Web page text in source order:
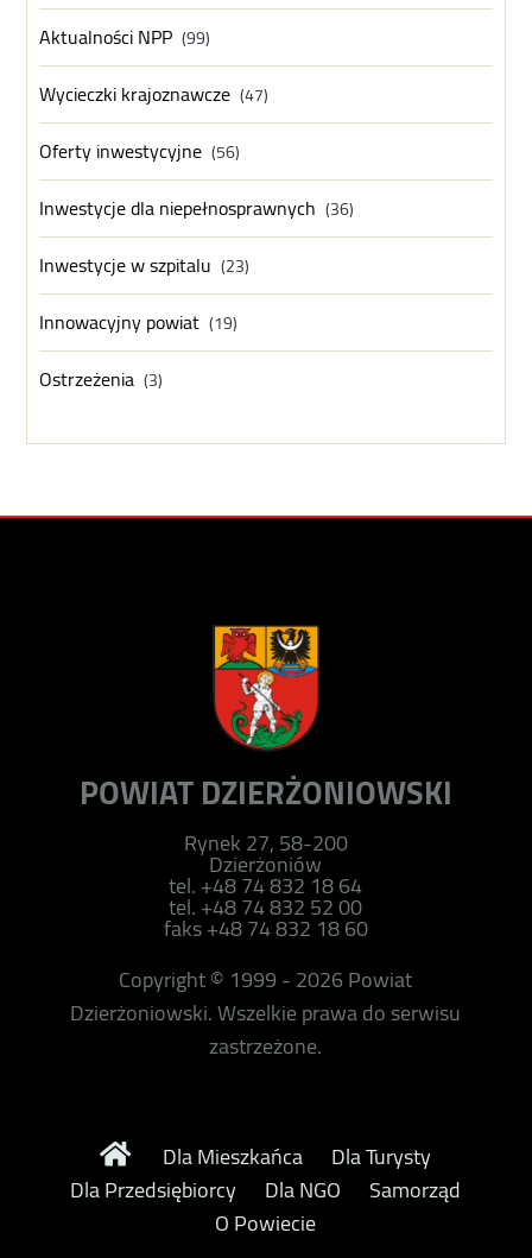
Aktualności NPP (99)
Wycieczki krajoznawcze (47)
Oferty inwestycyjne (56)
Inwestycje dla niepełnosprawnych (36)
Inwestycje w szpitalu (23)
Innowacyjny powiat (19)
Ostrzeżenia (3)
POWIAT DZIERŻONIOWSKI
Rynek 27, 58-200
Dzierżoniów
tel. +48 74 832 18 64
tel. +48 74 832 52 00
faks +48 74 832 18 60
Copyright © 1999 - 2026 Powiat
Dzierżoniowski. Wszelkie prawa do serwisu
zastrzeżone.
Dla Mieszkańca
Dla Turysty
Dla Przedsiębiorcy
Dla NGO
Samorząd
O Powiecie